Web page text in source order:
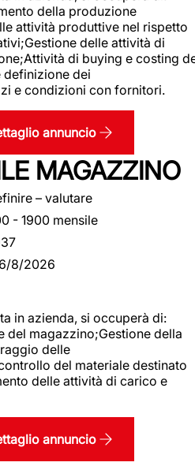
della produzione
attività produttive nel rispetto
delle attività di
di buying e costing
dei
e condizioni con fornitori.
annuncio
MAGAZZINO
– valutare
- 1900 mensile
6/8/2026
in azienda, si occuperà di:
del magazzino;Gestione della
delle
del materiale destinato
delle attività di carico e
annuncio